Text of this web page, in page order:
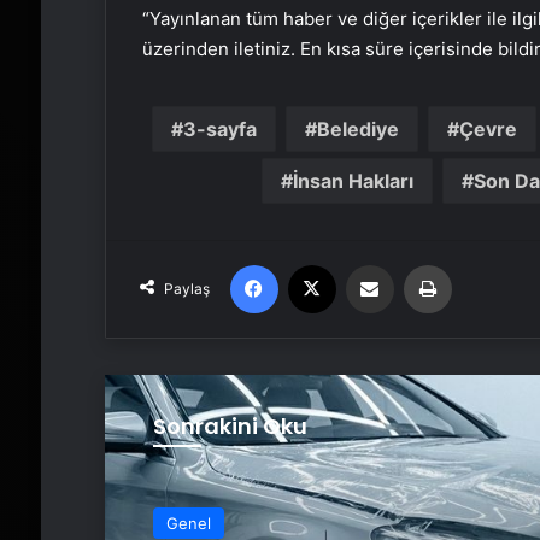
“Yayınlanan tüm haber ve diğer içerikler ile
üzerinden iletiniz. En kısa süre içerisinde
3-sayfa Belediye Çevre
İnsan Hakları Son
Paylaş
Facebook Email'den paylaş
Sonrakini Oku
Genel